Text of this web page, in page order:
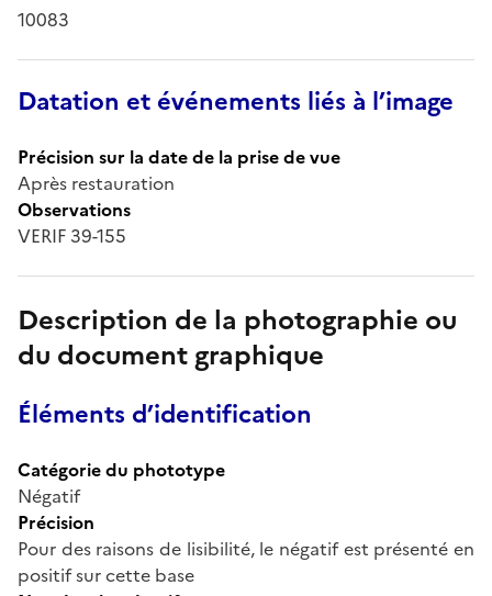
10083
Datation et événements liés à l’image
Précision sur la date de la prise de vue
Après restauration
Observations
VERIF 39-155
Description de la photographie ou
du document graphique
Éléments d’identification
Catégorie du phototype
Négatif
Précision
Pour des raisons de lisibilité, le négatif est présenté en
positif sur cette base